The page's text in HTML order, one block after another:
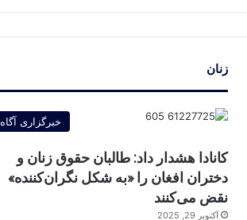
زنان
خبرگزاری آگاه
کانادا هشدار داد: طالبان حقوق زنان و
دختران افغان را «به شکل نگران‌کننده»
نقض می‌کنند
آکتوبر 29, 2025